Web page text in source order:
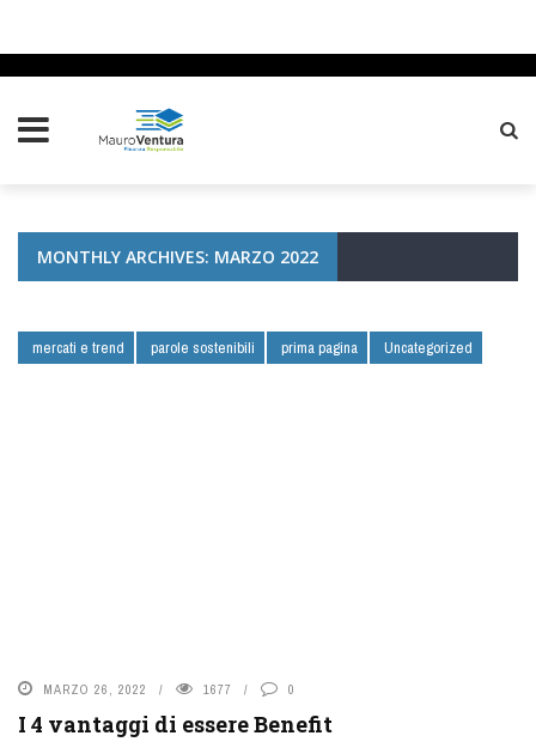
MONTHLY ARCHIVES: MARZO 2022
mercati e trend parole sostenibili prima pagina Uncategorized
MARZO 26, 2022 1677 0
I 4 vantaggi di essere Benefit